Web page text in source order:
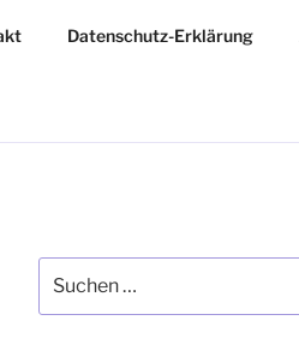
Datenschutz-Erklärung
nach: